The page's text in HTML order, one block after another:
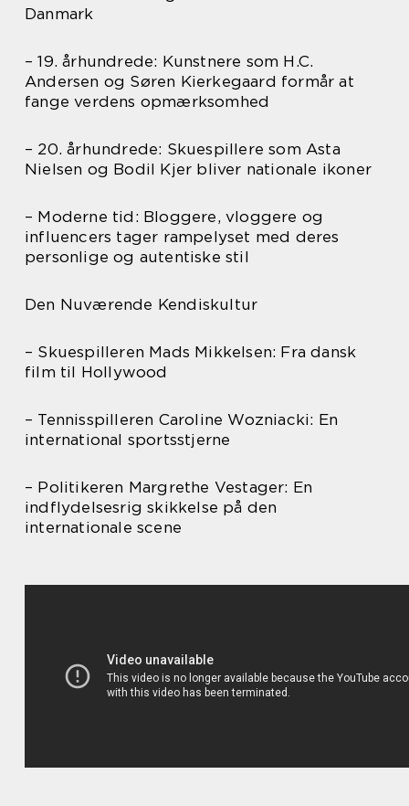
Danmark
– 19. århundrede: Kunstnere som H.C.
Andersen og Søren Kierkegaard formår at
fange verdens opmærksomhed
– 20. århundrede: Skuespillere som Asta
Nielsen og Bodil Kjer bliver nationale ikoner
– Moderne tid: Bloggere, vloggere og
influencers tager rampelyset med deres
personlige og autentiske stil
Den Nuværende Kendiskultur
– Skuespilleren Mads Mikkelsen: Fra dansk
film til Hollywood
– Tennisspilleren Caroline Wozniacki: En
international sportsstjerne
– Politikeren Margrethe Vestager: En
indflydelsesrig skikkelse på den
internationale scene